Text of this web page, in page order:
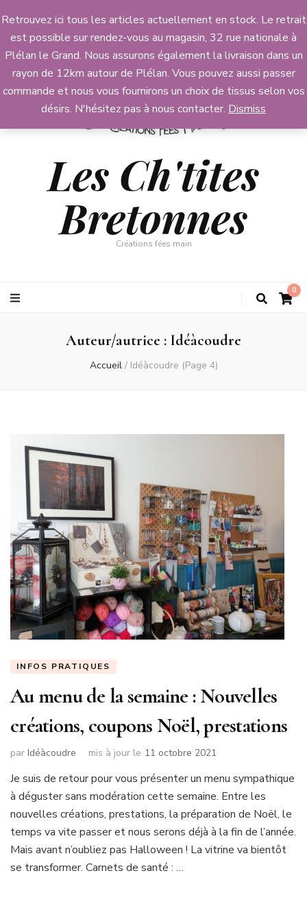
Les Ch'tites
Bretonnes
Créations fées main
0
Auteur/autrice : Idéàcoudre
Accueil / Idéàcoudre (Page 4)
INFOS PRATIQUES
Au menu de la semaine : Nouvelles
créations, coupons Noël, prestations
par Idéàcoudre mis à jour le 11 octobre 2021
Je suis de retour pour vous présenter un menu sympathique
à déguster sans modération cette semaine. Entre les
nouvelles créations, prestations, la préparation de Noël, le
temps va vite passer et nous serons déjà à la fin de l’année.
Mais avant n’oubliez pas Halloween ! La vitrine va bientôt
se transformer. Carnets de santé : …
Retrouvez ici tous les articles actuellement en stock. Le retrait
est possible sur rendez-vous au magasin, 32 rue nationale à
Plélan le Grand. Nous assurons également la livraison dans un
rayon de 12km autour de Plélan. Vous pouvez aussi passer
commande et nous vous fournirons un choix de tissus selon vos
désirs. N'hésitez pas à nous contacter. Dismiss